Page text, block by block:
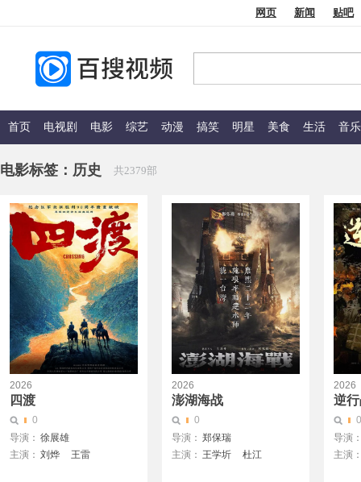
网页 新闻 贴吧
首页 电视剧 电影 综艺 动漫 搞笑 明星 美食 生活 音乐
电影标签： 历史 共2379部
2026
四渡
0
导演： 徐展雄
主演： 刘烨
王雷
2026
澎湖海战
0
导演： 郑保瑞
主演： 王学圻
杜江
2026
逆
0
导演
主演